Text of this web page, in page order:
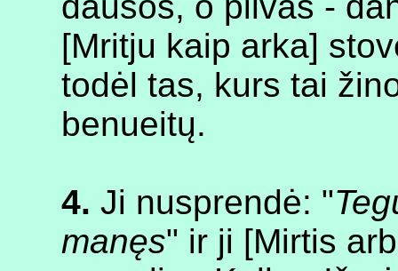
[Mritju kaip arka]
todėl tas, kurs tai
benueitų.
4. Ji nusprendė: "
manęs" ir ji [Mirtis